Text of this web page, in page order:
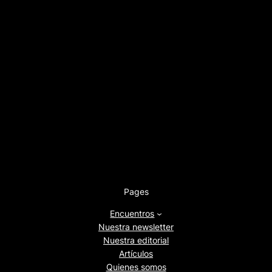
Pages
Encuentros
Nuestra newsletter
Nuestra editorial
Artículos
Quienes somos